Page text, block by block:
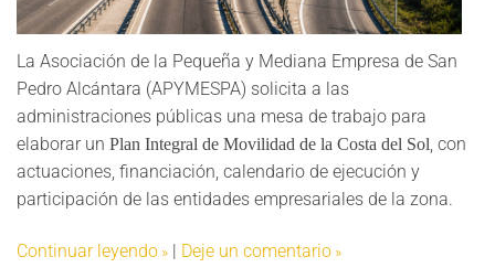
La Asociación de la Pequeña y Mediana Empresa de San
Pedro Alcántara (APYMESPA) solicita a las
administraciones públicas una mesa de trabajo para
elaborar un Plan Integral de Movilidad de la Costa del Sol , con
actuaciones, financiación, calendario de ejecución y
participación de las entidades empresariales de la zona.
Continuar leyendo | Deje un comentario